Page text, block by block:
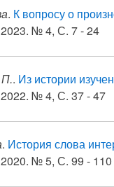
. К вопросу о
2023. № 4, С. 7 - 24
. Из истории
2022. № 4, С. 37 - 47
. История слова
2020. № 5, С. 99 - 110